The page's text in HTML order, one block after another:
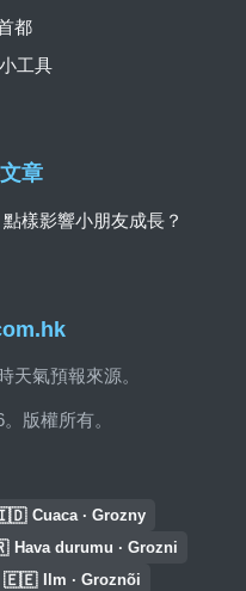
天氣預報來源。
版權所有。
都
工具
章
樣影響小朋友成長？
Cuaca · Grozny
Hava durumu · Grozni
🇪🇪 Ilm · Groznõi